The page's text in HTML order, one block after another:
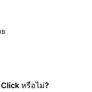
หรือไม่?